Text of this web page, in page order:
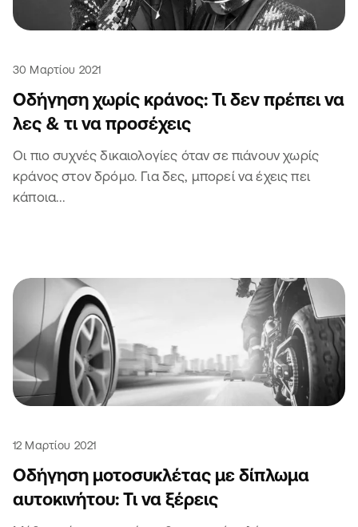
30 Μαρτίου 2021
Οδήγηση χωρίς κράνος: Τι δεν πρέπει να
λες & τι να προσέχεις
Οι πιο συχνές δικαιολογίες όταν σε πιάνουν χωρίς
κράνος στον δρόμο. Για δες, μπορεί να έχεις πει
κάποια...
12 Μαρτίου 2021
Οδήγηση μοτοσυκλέτας με δίπλωμα
αυτοκινήτου: Τι να ξέρεις